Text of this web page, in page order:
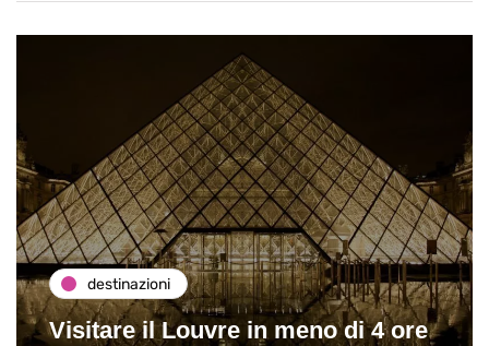
destinazioni
Visitare il Louvre in meno di 4 ore